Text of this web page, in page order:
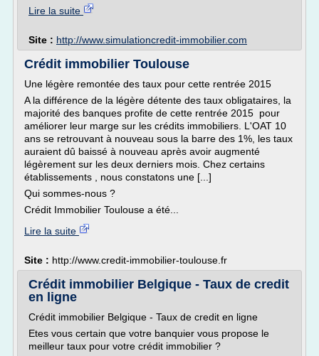
Lire la suite
Site : http://www.simulationcredit-immobilier.com
Crédit immobilier Toulouse
Une légère remontée des taux pour cette rentrée 2015
A la différence de la légère détente des taux obligataires, la
majorité des banques profite de cette rentrée 2015 pour
améliorer leur marge sur les crédits immobiliers. L'OAT 10
ans se retrouvant à nouveau sous la barre des 1%, les taux
auraient dû baissé à nouveau après avoir augmenté
légèrement sur les deux derniers mois. Chez certains
établissements , nous constatons une [...]
Qui sommes-nous ?
Crédit Immobilier Toulouse a été...
Lire la suite
Site : http://www.credit-immobilier-toulouse.fr
Crédit immobilier Belgique - Taux de credit
en ligne
Crédit immobilier Belgique - Taux de credit en ligne
Etes vous certain que votre banquier vous propose le
meilleur taux pour votre crédit immobilier ?